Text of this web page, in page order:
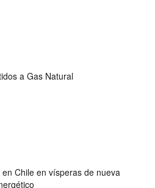
a Gas Natural
Chile en vísperas de nueva